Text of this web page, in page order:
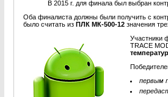
В 2015 г. для финала был выбран
Оба финалиста должны были получить с
было считать из ПЛК МК-500-12 значения
Участники
TRACE
первым